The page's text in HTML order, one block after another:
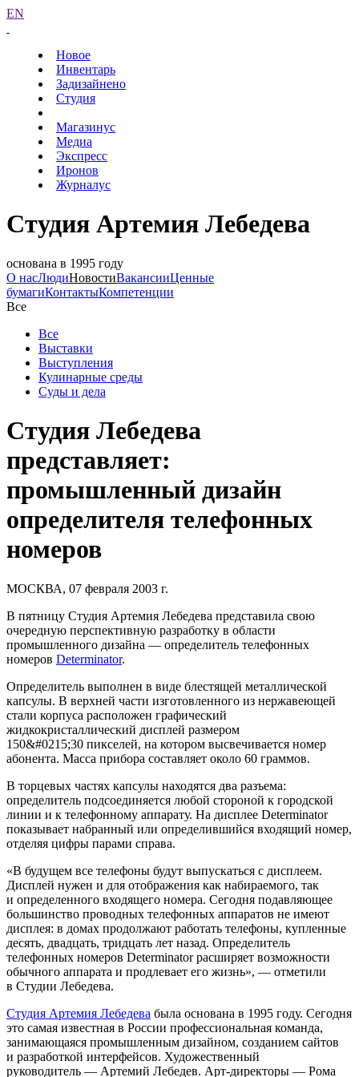
EN
Новое
Инвентарь
Задизайнено
Студия
Магазинус
Медиа
Экспресс
Иронов
Журналус
Студия Артемия Лебедева
основана в 1995 году
О насЛюдиНовостиВакансииЦенные
бумагиКонтактыКомпетенции
Все
Все
Выставки
Выступления
Кулинарные среды
Суды и дела
Студия Лебедева
представляет:
промышленный дизайн
определителя телефонных
номеров
МОСКВА, 07 февраля 2003 г.
В пятницу Студия Артемия Лебедева представила свою
очередную перспективную разработку в области
промышленного дизайна — определитель телефонных
номеров Determinator.
Определитель выполнен в виде блестящей металлической
капсулы. В верхней части изготовленного из нержавеющей
стали корпуса расположен графический
жидкокристаллический дисплей размером
150&#0215;30 пикселей, на котором высвечивается номер
абонента. Масса прибора составляет около 60 граммов.
В торцевых частях капсулы находятся два разъема:
определитель подсоединяется любой стороной к городской
линии и к телефонному аппарату. На дисплее Determinator
показывает набранный или определившийся входящий номер,
отделяя цифры парами справа.
«В будущем все телефоны будут выпускаться с дисплеем.
Дисплей нужен и для отображения как набираемого, так
и определенного входящего номера. Сегодня подавляющее
большинство проводных телефонных аппаратов не имеют
дисплея: в домах продолжают работать телефоны, купленные
десять, двадцать, тридцать лет назад. Определитель
телефонных номеров Determinator расширяет возможности
обычного аппарата и продлевает его жизнь», — отметили
в Студии Лебедева.
Студия Артемия Лебедева была основана в 1995 году. Сегодня
это самая известная в России профессиональная команда,
занимающаяся промышленным дизайном, созданием сайтов
и разработкой интерфейсов. Художественный
руководитель — Артемий Лебедев. Арт-директоры — Рома